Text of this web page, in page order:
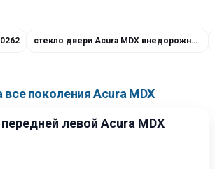
стекло двери Acura MDX внедорожник 5 дв.
все поколения Acura MDX
левой Acura MDX